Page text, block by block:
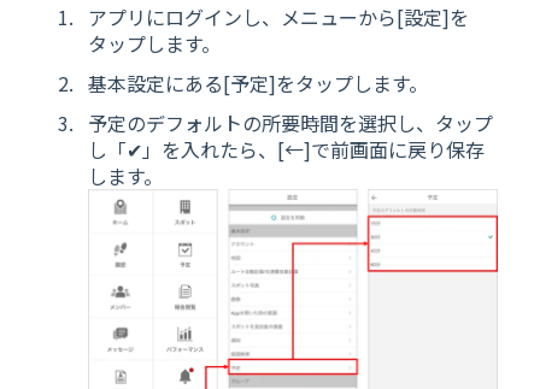
アプリにログインし、メニューから[設定]を
タップします。
基本設定にある[予定]をタップします。
予定のデフォルトの所要時間を選択し、タップ
し「✔︎」を入れたら、[←]で前画面に戻り保存
します。